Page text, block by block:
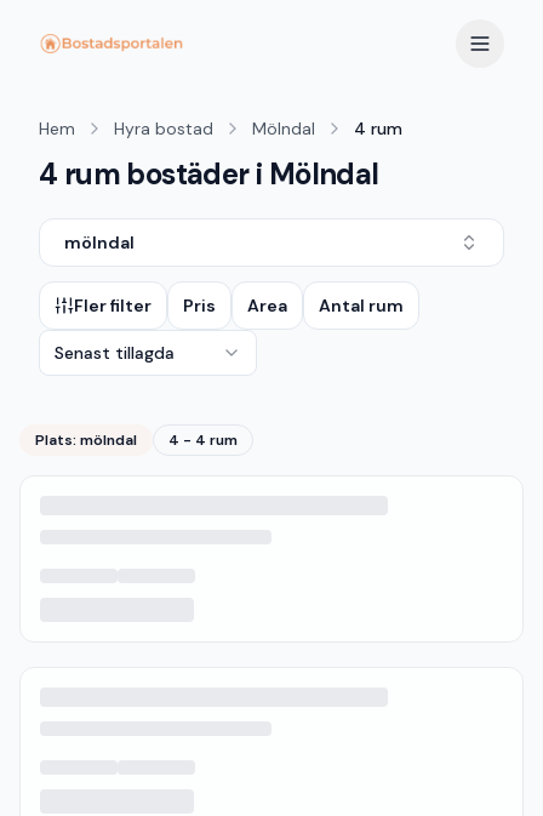
Hem Hyra bostad Mölndal 4 rum
4 rum bostäder i Mölndal
mölndal
Fler filter Pris Area Antal rum
Senast tillagda
Plats: mölndal 4 - 4 rum